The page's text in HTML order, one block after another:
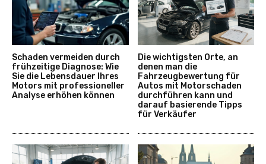
Schaden vermeiden durch
frühzeitige Diagnose: Wie
Sie die Lebensdauer Ihres
Motors mit professioneller
Analyse erhöhen können
Die wichtigsten Orte, an
denen man die
Fahrzeugbewertung für
Autos mit Motorschaden
durchführen kann und
darauf basierende Tipps
für Verkäufer